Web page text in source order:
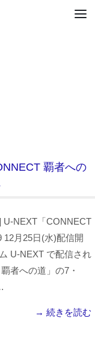
覇者への
U-NEXT「CONNECT
12月25日(水)配信開
U-NEXT で配信され
者への道」の7・
→ 続きを読む